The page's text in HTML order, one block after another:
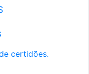
certidões.